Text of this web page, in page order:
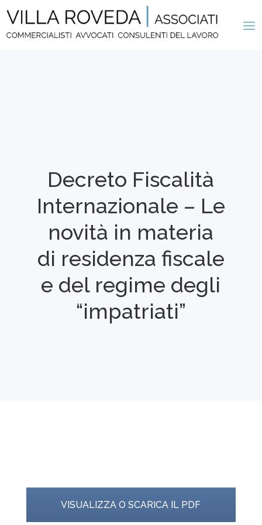
Decreto Fiscalità
Internazionale – Le
novità in materia
di residenza fiscale
e del regime degli
“impatriati”
VISUALIZZA O SCARICA IL PDF